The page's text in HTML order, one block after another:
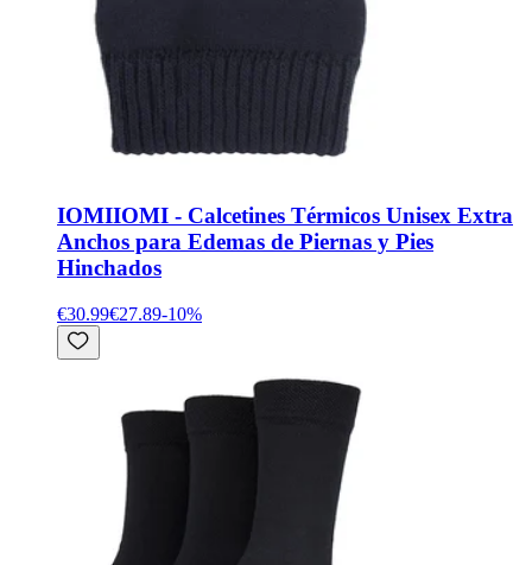
IOMIIOMI - Calcetines Térmicos Unisex Extra
Anchos para Edemas de Piernas y Pies
Hinchados
€30.99€27.89-10%